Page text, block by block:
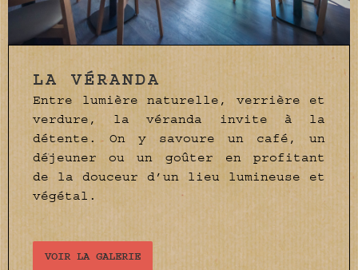
LA VÉRANDA
Entre lumière naturelle, verrière et
verdure, la véranda invite à la
détente. On y savoure un café, un
déjeuner ou un goûter en profitant
de la douceur d’un lieu lumineuse et
végétal.
VOIR LA GALERIE